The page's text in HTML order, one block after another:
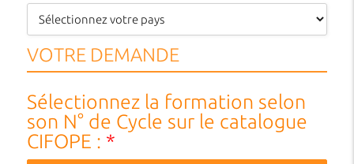
VOTRE DEMANDE
Sélectionnez la formation selon
son N° de Cycle sur le catalogue
CIFOPE : *